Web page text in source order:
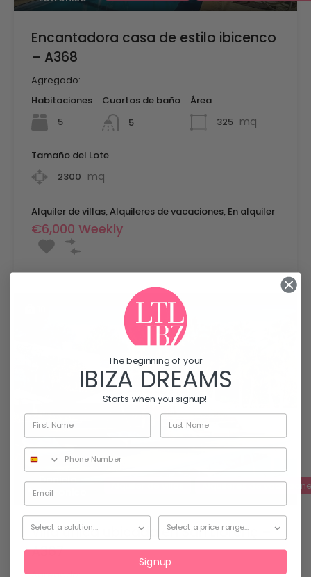
Encantadora casa de estilo ibicenco
– A368
Agregado:
Habitaciones
5
Cuartos de baño
5
Área
325 mq
Tamaño del Lote
2300 mq
Alquiler de villas, Alquileres de vacaciones, En alquiler
€6,000 Weekly
Daniela
Latronico
Alquiler de villas Alquileres de
Villa única ubicada en San Llorenç –
A367
Agregado:
The beginning of your
IBIZA DREAMS
Starts when you signup!
Signup